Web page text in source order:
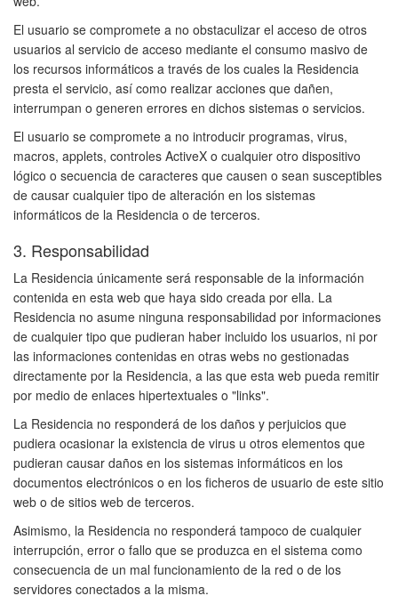
El usuario se compromete a no obstaculizar el acceso de otros
usuarios al servicio de acceso mediante el consumo masivo de
los recursos informáticos a través de los cuales la Residencia
presta el servicio, así como realizar acciones que dañen,
interrumpan o generen errores en dichos sistemas o servicios.
El usuario se compromete a no introducir programas, virus,
macros, applets, controles ActiveX o cualquier otro dispositivo
lógico o secuencia de caracteres que causen o sean susceptibles
de causar cualquier tipo de alteración en los sistemas
informáticos de la Residencia o de terceros.
3. Responsabilidad
La Residencia únicamente será responsable de la información
contenida en esta web que haya sido creada por ella. La
Residencia no asume ninguna responsabilidad por informaciones
de cualquier tipo que pudieran haber incluido los usuarios, ni por
las informaciones contenidas en otras webs no gestionadas
directamente por la Residencia, a las que esta web pueda remitir
por medio de enlaces hipertextuales o "links".
La Residencia no responderá de los daños y perjuicios que
pudiera ocasionar la existencia de virus u otros elementos que
pudieran causar daños en los sistemas informáticos en los
documentos electrónicos o en los ficheros de usuario de este sitio
web o de sitios web de terceros.
Asimismo, la Residencia no responderá tampoco de cualquier
interrupción, error o fallo que se produzca en el sistema como
consecuencia de un mal funcionamiento de la red o de los
servidores conectados a la misma.